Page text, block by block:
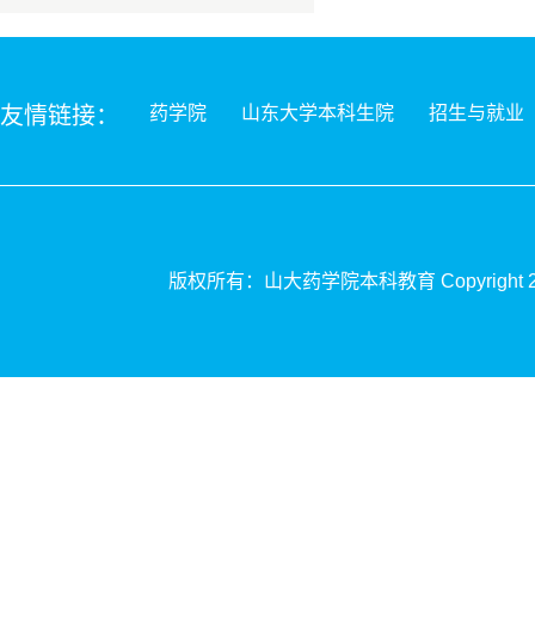
友情链接： 药学院 山东大学本科生院 招生与就业
版权所有：山大药学院本科教育 Copyright